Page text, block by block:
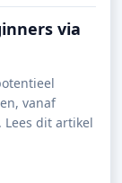
via
vanaf
Lees dit artikel